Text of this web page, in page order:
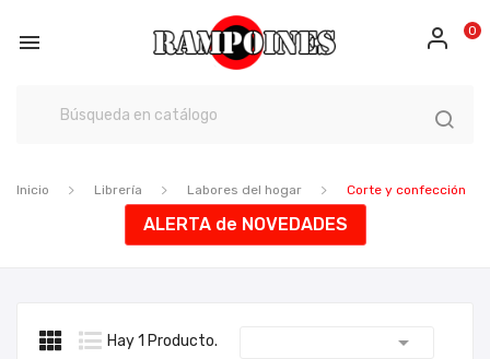
 0
Inicio Librería Labores del hogar Corte y confección
ALERTA de NOVEDADES
Hay 1 Producto. 